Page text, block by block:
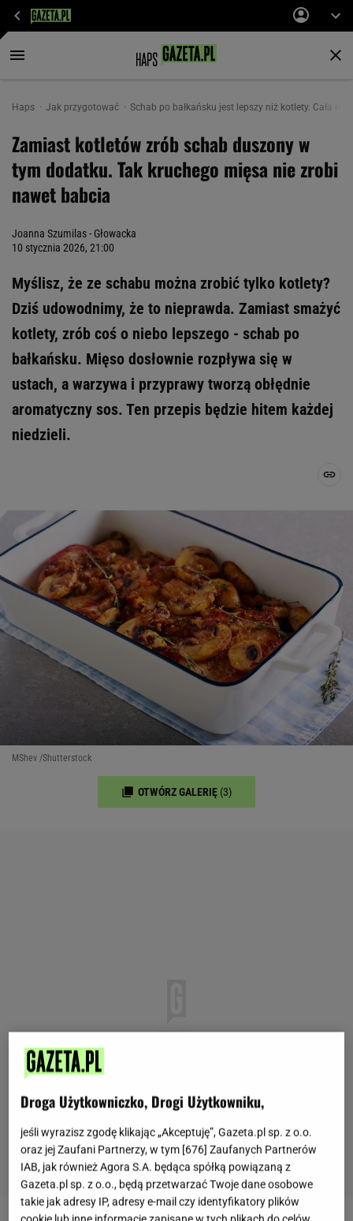
Haps Jak przygotować Schab po bałkańsku jest lepszy niż kotlety. Cała
Zamiast kotletów zrób schab duszony w
tym dodatku. Tak kruchego mięsa nie zrobi
nawet babcia
Joanna Szumilas - Głowacka
10 stycznia 2026, 21:00
Myślisz, że ze schabu można zrobić tylko kotlety?
Dziś udowodnimy, że to nieprawda. Zamiast smażyć
kotlety, zrób coś o niebo lepszego - schab po
bałkańsku. Mięso dosłownie rozpływa się w
ustach, a warzywa i przyprawy tworzą obłędnie
aromatyczny sos. Ten przepis będzie hitem każdej
niedzieli.
MShev /Shutterstock
OTWÓRZ GALERIĘ (3)
Droga Użytkowniczko, Drogi Użytkowniku,
jeśli wyrazisz zgodę klikając „Akceptuję”, Gazeta.pl sp. z o.o.
oraz jej Zaufani Partnerzy, w tym [676] Zaufanych Partnerów
IAB, jak również Agora S.A. będąca spółką powiązaną z
Gazeta.pl sp. z o.o., będą przetwarzać Twoje dane osobowe
takie jak adresy IP, adresy e-mail czy identyfikatory plików